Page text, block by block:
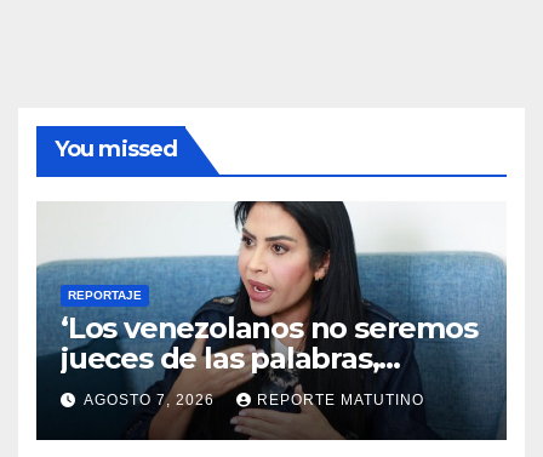
You missed
REPORTAJE
‘Los venezolanos no seremos
jueces de las palabras,
seremos testigos de los
resultados’
AGOSTO 7, 2026 REPORTE MATUTINO